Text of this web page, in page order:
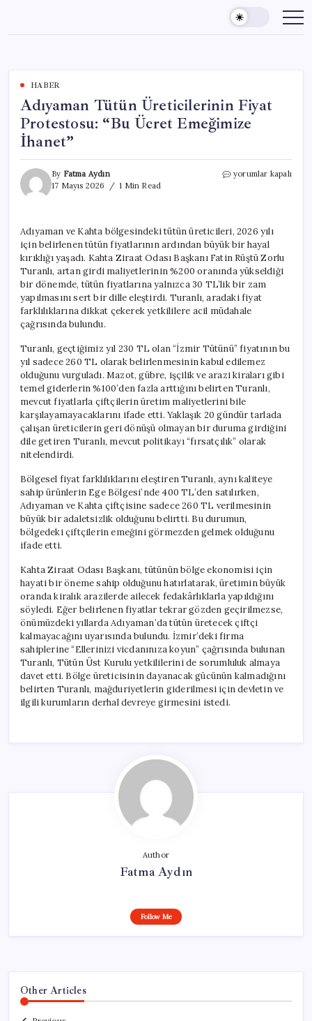
content
HABER
Adıyaman Tütün Üreticilerinin Fiyat
Protestosu: “Bu Ücret Emeğimize
İhanet”
By Fatma Aydın
17 Mayıs 2026
1 Min Read
Adıyaman
“Bu
Ücret
Emeğimize
İhanet”
için
yorumlar kapalı
Adıyaman ve Kahta bölgesindeki tütün üreticileri, 2026 yılı
için belirlenen tütün fiyatlarının ardından büyük bir hayal
kırıklığı yaşadı. Kahta Ziraat Odası Başkanı Fatin Rüştü Zorlu
Turanlı, artan girdi maliyetlerinin %200 oranında yükseldiği
bir dönemde, tütün fiyatlarına yalnızca 30 TL’lik bir zam
yapılmasını sert bir dille eleştirdi. Turanlı, aradaki fiyat
farklılıklarına dikkat çekerek yetkililere acil müdahale
çağrısında bulundu.
Turanlı, geçtiğimiz yıl 230 TL olan “İzmir Tütünü” fiyatının bu
yıl sadece 260 TL olarak belirlenmesinin kabul edilemez
olduğunu vurguladı. Mazot, gübre, işçilik ve arazi kiraları gibi
temel giderlerin %100’den fazla arttığını belirten Turanlı,
mevcut fiyatlarla çiftçilerin üretim maliyetlerini bile
karşılayamayacaklarını ifade etti. Yaklaşık 20 gündür tarlada
çalışan üreticilerin geri dönüşü olmayan bir duruma girdiğini
dile getiren Turanlı, mevcut politikayı “fırsatçılık” olarak
nitelendirdi.
Bölgesel fiyat farklılıklarını eleştiren Turanlı, aynı kaliteye
sahip ürünlerin Ege Bölgesi’nde 400 TL’den satılırken,
Adıyaman ve Kahta çiftçisine sadece 260 TL verilmesinin
büyük bir adaletsizlik olduğunu belirtti. Bu durumun,
bölgedeki çiftçilerin emeğini görmezden gelmek olduğunu
ifade etti.
Kahta Ziraat Odası Başkanı, tütünün bölge ekonomisi için
hayati bir öneme sahip olduğunu hatırlatarak, üretimin büyük
oranda kiralık arazilerde ailecek fedakârlıklarla yapıldığını
söyledi. Eğer belirlenen fiyatlar tekrar gözden geçirilmezse,
önümüzdeki yıllarda Adıyaman’da tütün üretecek çiftçi
kalmayacağını uyarısında bulundu. İzmir’deki firma
sahiplerine “Ellerinizi vicdanınıza koyun” çağrısında bulunan
Turanlı, Tütün Üst Kurulu yetkililerini de sorumluluk almaya
davet etti. Bölge üreticisinin dayanacak gücünün kalmadığını
belirten Turanlı, mağduriyetlerin giderilmesi için devletin ve
ilgili kurumların derhal devreye girmesini istedi.
Author
Fatma Aydın
Follow Me
Other Articles